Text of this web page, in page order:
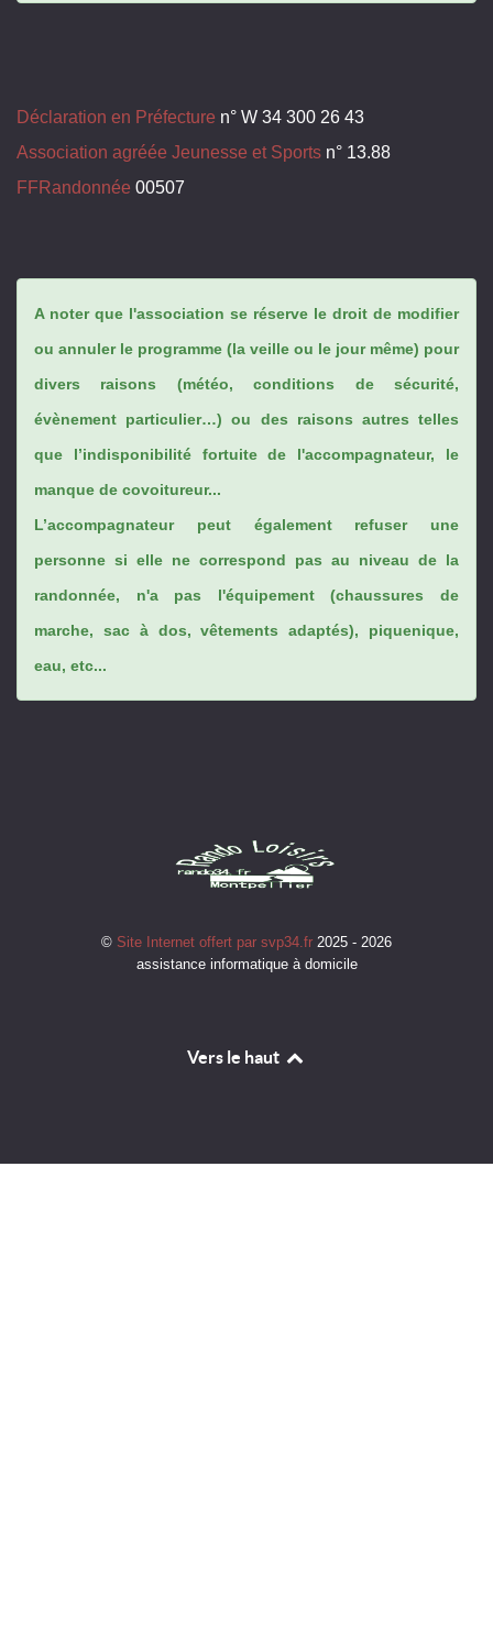
Déclaration en Préfecture n° W 34 300 26 43
Association agréée Jeunesse et Sports n° 13.88
FFRandonnée 00507
A noter que l'association se réserve le droit de modifier
ou annuler le programme (la veille ou le jour même) pour
divers raisons (météo, conditions de sécurité,
évènement particulier…) ou des raisons autres telles
que l’indisponibilité fortuite de l'accompagnateur, le
manque de covoitureur...
L’accompagnateur peut également refuser une
personne si elle ne correspond pas au niveau de la
randonnée, n'a pas l'équipement (chaussures de
marche, sac à dos, vêtements adaptés), piquenique,
eau, etc...
© Site Internet offert par svp34.fr 2025 - 2026
assistance informatique à domicile
Vers le haut